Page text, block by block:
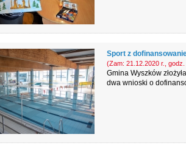
Sport z
(Zam: 21.12.2020 r., godz.
Gmina Wyszków
dwa wnioski o